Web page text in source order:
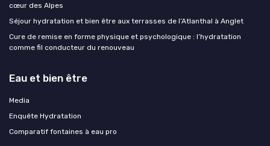
cœur des Alpes
Séjour hydratation et bien être aux terrasses de l’Atlanthal à Anglet
Cure de remise en forme physique et psychologique : l’hydratation
comme fil conducteur du renouveau
Eau et bien être
Media
Enquête Hydratation
Comparatif fontaines à eau pro